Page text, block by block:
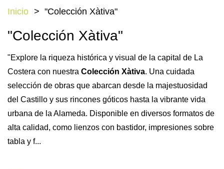
Inicio "Colección Xàtiva"
"Colección Xàtiva"
"Explore la riqueza histórica y visual de la capital de La
Costera con nuestra Colección Xàtiva. Una cuidada
selección de obras que abarcan desde la majestuosidad
del Castillo y sus rincones góticos hasta la vibrante vida
urbana de la Alameda. Disponible en diversos formatos de
alta calidad, como lienzos con bastidor, impresiones sobre
tabla y f...